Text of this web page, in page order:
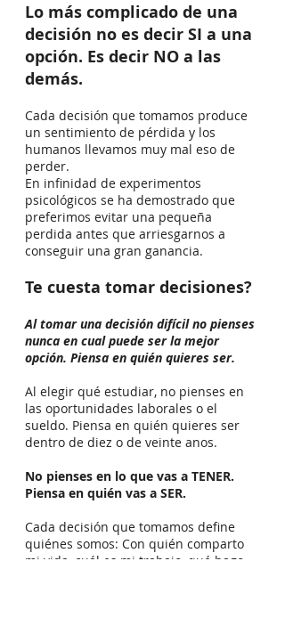
Lo más complicado de una
decisión no es decir SI a una
opción. Es decir NO a las
demás.
Cada decisión que tomamos produce
un sentimiento de pérdida y los
humanos llevamos muy mal eso de
perder.
En infinidad de experimentos
psicológicos se ha demostrado que
preferimos evitar una pequeña
perdida antes que arriesgarnos a
conseguir una gran ganancia.
Te cuesta tomar decisiones?
Al tomar una decisión difícil no pienses
nunca en cual puede ser la mejor
opción. Piensa en quién quieres ser.
Al elegir qué estudiar, no pienses en
las oportunidades laborales o el
sueldo. Piensa en quién quieres ser
dentro de diez o de veinte anos.
No pienses en lo que vas a TENER.
Piensa en quién vas a SER.
Cada decisión que tomamos define
quiénes somos: Con quién comparto
mi vida, cuál es mi trabajo, qué hago